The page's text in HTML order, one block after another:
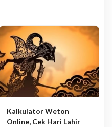
Kalkulator Weton
Online, Cek Hari Lahir